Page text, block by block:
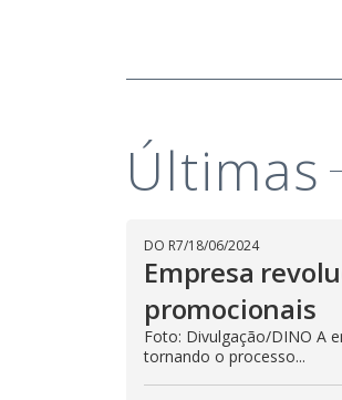
Últimas
DO R7/18/06/2024
Empresa
promocionais
Foto: Divulgação/DINO A
tornando o processo...